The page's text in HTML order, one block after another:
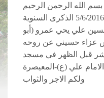
بسم الله الرحمن الرحيم
يصادف نهار الاحد الواقع في 5/6/2016 الذكرى السنوية
حسين علي يحي عمرو (أبو
عزاء حسيني عن روحه
عشر قبل الظهر في مسجد
الامام علي (ع)-المعيصرة
ولكم الاجر والثواب